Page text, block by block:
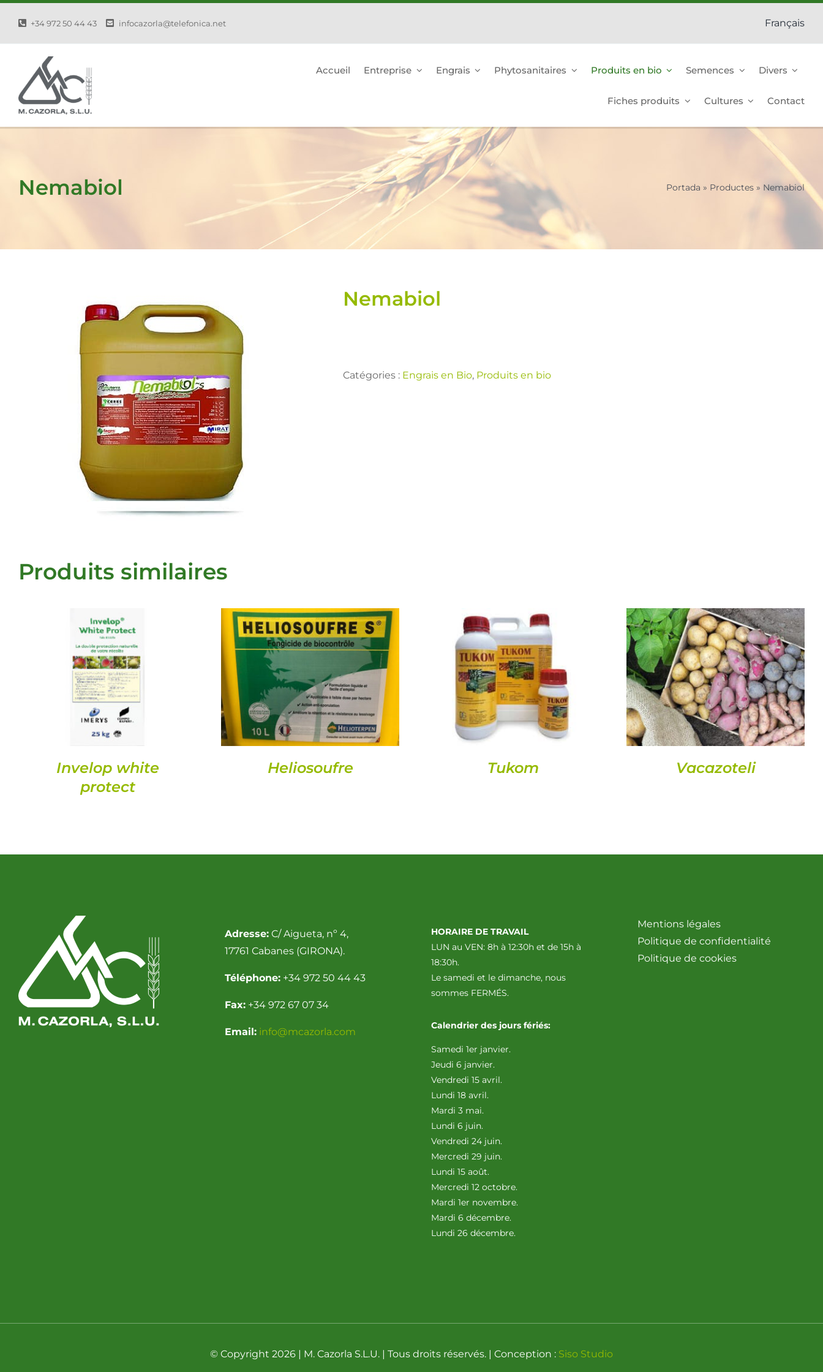
content
+34 972 50 44 43 infocazorla@telefonica.net Français
Accueil Entreprise Engrais Phytosanitaires Produits en bio Semences Divers
Fiches produits Cultures Contact
Nemabiol Portada » Productes » Nemabiol
Nemabiol
Catégories : Engrais en Bio, Produits en bio
Produits similaires
DETAILS
Invelop white
protect
DETAILS
Heliosoufre
DETAILS
Tukom
DETAILS
Vacazoteli
Adresse:C/ Aigueta, nº 4,
17761 Cabanes (GIRONA).
Téléphone:+34 972 50 44 43
Fax:+34 972 67 07 34
Email: info@mcazorla.com
HORAIRE DE TRAVAIL
LUN au VEN: 8h à 12:30h et de 15h à
18:30h.
Le samedi et le dimanche, nous
sommes FERMÉS.
Calendrier des jours fériés:
Samedi 1er janvier.
Jeudi 6 janvier.
Vendredi 15 avril.
Lundi 18 avril.
Mardi 3 mai.
Lundi 6 juin.
Vendredi 24 juin.
Mercredi 29 juin.
Lundi 15 août.
Mercredi 12 octobre.
Mardi 1er novembre.
Mardi 6 décembre.
Lundi 26 décembre.
Mentions légales
Politique de confidentialité
Politique de cookies
© Copyright 2026 | M. Cazorla S.L.U. | Tous droits réservés. | Conception : Siso Studio